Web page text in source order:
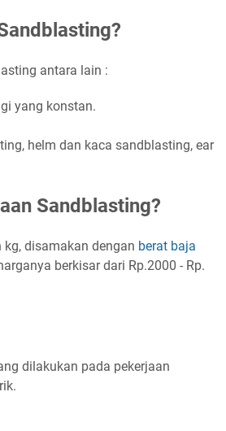
antara lain :
yang konstan.
helm dan kaca sandblasting, ear
Sandblasting?
disamakan dengan berat baja
berkisar dari Rp.2000 - Rp.
dilakukan pada pekerjaan